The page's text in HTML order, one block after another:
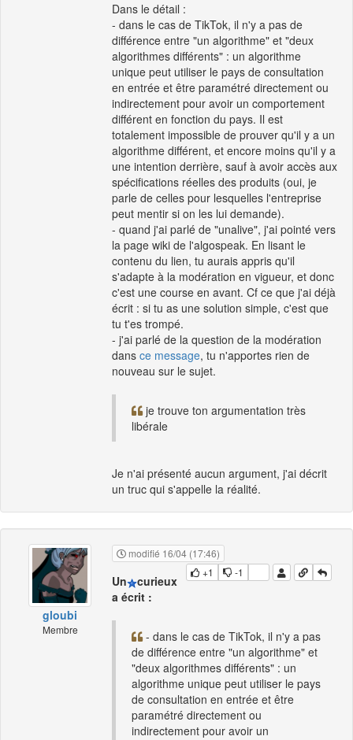
Dans le détail :
- dans le cas de TikTok, il n'y a pas de
différence entre "un algorithme" et "deux
algorithmes différents" : un algorithme
unique peut utiliser le pays de consultation
en entrée et être paramétré directement ou
indirectement pour avoir un comportement
différent en fonction du pays. Il est
totalement impossible de prouver qu'il y a un
algorithme différent, et encore moins qu'il y a
une intention derrière, sauf à avoir accès aux
spécifications réelles des produits (oui, je
parle de celles pour lesquelles l'entreprise
peut mentir si on les lui demande).
- quand j'ai parlé de "unalive", j'ai pointé vers
la page wiki de l'algospeak. En lisant le
contenu du lien, tu aurais appris qu'il
s'adapte à la modération en vigueur, et donc
c'est une course en avant. Cf ce que j'ai déjà
écrit : si tu as une solution simple, c'est que
tu t'es trompé.
- j'ai parlé de la question de la modération
dans ce message, tu n'apportes rien de
nouveau sur le sujet.
je trouve ton argumentation très
libérale
Je n'ai présenté aucun argument, j'ai décrit
un truc qui s'appelle la réalité.
gloubi
Membre
modifié 16/04 (17:46)
+1
-1
Un
curieux
a écrit :
- dans le cas de TikTok, il n'y a pas
de différence entre "un algorithme" et
"deux algorithmes différents" : un
algorithme unique peut utiliser le pays
de consultation en entrée et être
paramétré directement ou
indirectement pour avoir un